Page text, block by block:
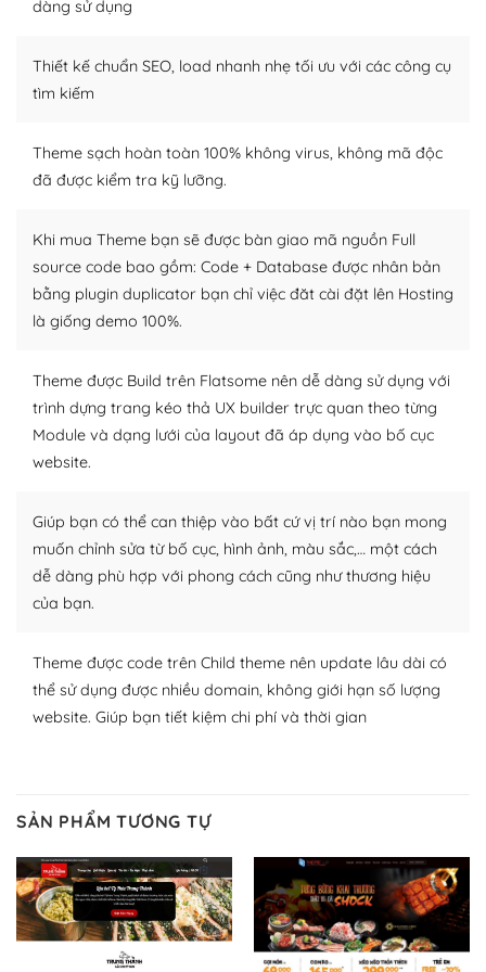
– Sở hữu một cộng đồng lớn, sẵn sàng hỗ trợ
khổng lồ được kiểm duyệt bởi các nhân viên và những
người cuồng tín WordPress.
kiếm những cộng đồng WordPress, họ sẽ giúp bạn trả
lời, giải đáp vấn đề của bạn.
Cộng đồng sử dụng WordPress sẵn sàng hỗ trợ bạn
Plugin mở rộng là thành phần cài đặt thêm vào
WordPress để tăng thêm các tính năng cần thiết. Có
nhiều plugin trả phí hoặc miễn phí.
plugin của WordPress rất phong phú. Bạn có thể thỏa
thích chọn lựa plugin và themes phù hợp cho mục đích
lập website của mình.
– Dễ sử dụng
Với mọi Hosting bất kỳ thì WordPress đều có thể dễ
Và bạn có toàn quyền tự do khi quyết định nơi lưu trữ
trang web WordPress của bạn.
Dễ dàng lựa chọn Hosting cho website WordPress
– Bảo mật cực tốt
dàng sử dụng
Thiết kế chuẩn SEO, load nhanh nhẹ tối ưu với các công cụ
tìm kiếm
Theme sạch hoàn toàn 100% không virus, không mã độc
đã được kiểm tra kỹ lưỡng.
Khi mua Theme bạn sẽ được bàn giao mã nguồn Full
source code bao gồm: Code + Database được nhân bản
bằng plugin duplicator bạn chỉ việc đăt cài đặt lên Hosting
là giống demo 100%.
Theme được Build trên Flatsome nên dễ dàng sử dụng với
trình dựng trang kéo thả UX builder trực quan theo từng
Module và dạng lưới của layout đã áp dụng vào bố cục
website.
Giúp bạn có thể can thiệp vào bất cứ vị trí nào bạn mong
muốn chỉnh sửa từ bố cục, hình ảnh, màu sắc,… một cách
dễ dàng phù hợp với phong cách cũng như thương hiệu
của bạn.
Theme được code trên Child theme nên update lâu dài có
thể sử dụng được nhiều domain, không giới hạn số lượng
website. Giúp bạn tiết kiệm chi phí và thời gian
SẢN PHẨM TƯƠNG TỰ